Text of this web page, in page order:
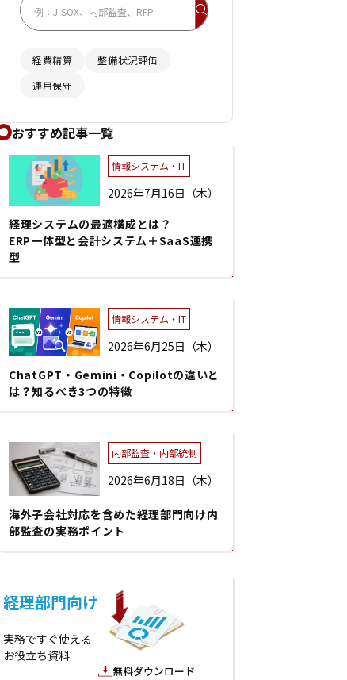
経費精算
整備状況評価
運用保守
おすすめ記事一覧
情報システム・IT
2026年7月16日（木）
経理システムの最適構成とは？
ERP一体型と会計システム＋SaaS連携
型
情報システム・IT
2026年6月25日（木）
ChatGPT・Gemini・Copilotの違いと
は？知るべき3つの特徴
内部監査・内部統制
2026年6月18日（木）
海外子会社対応を含めた経理部門向け内
部監査の実務ポイント
経理部門向け
実務ですぐ使える
お役立ち資料
無料ダウンロード